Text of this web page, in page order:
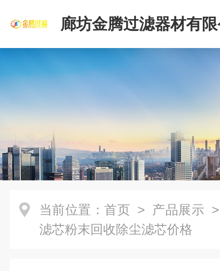
廊坊金腾过滤器材有
当前位置： 首页 > 产品展示
滤芯粉末回收除尘滤芯价格